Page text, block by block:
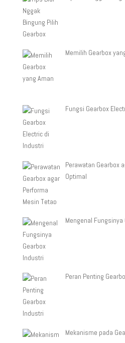
Memilih Gearbox
Fungsi Gearbox
Perawatan Gearbox
Optimal
Mengenal
Peran Penting
Mekanisme pada